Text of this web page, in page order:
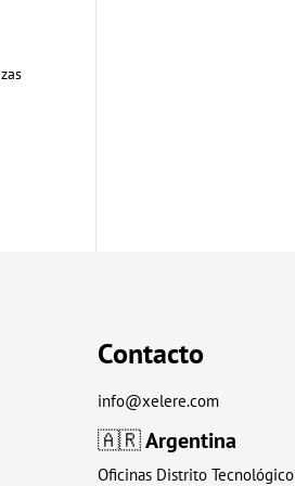
Contacto
info@xelere.com
🇦🇷Argentina
Oficinas Distrito Tecnológico